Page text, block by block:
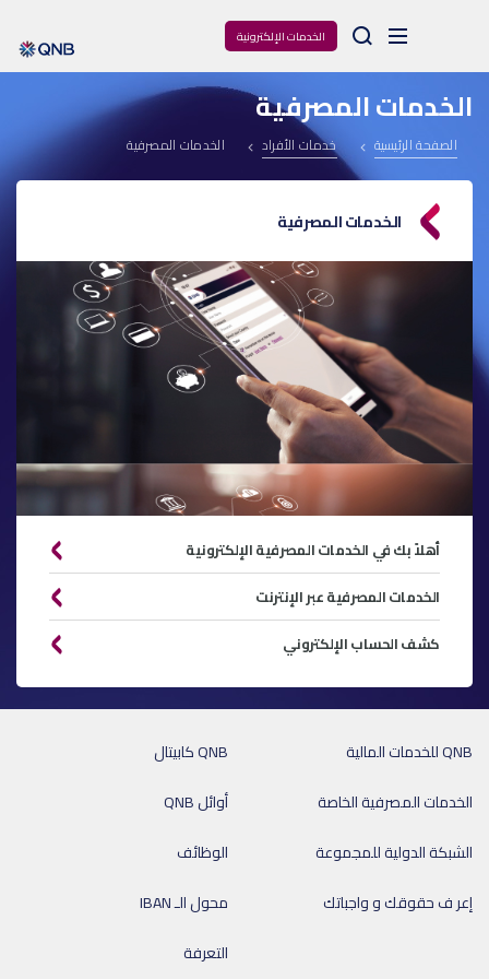
الخدمات الإلكترونية Arama
الخدمات المصرفية
الصفحة الرئيسية خدمات الأفراد الخدمات المصرفية
الخدمات المصرفية
أهلاً بك في الخدمات المصرفية الإلكترونية
الخدمات المصرفية عبر الإنترنت
كشف الحساب الإلكتروني
QNB كابيتال
QNB للخدمات المالية
أوائل QNB
الخدمات المصرفية الخاصة
الوظائف
الشبكة الدولية للمجموعة
محول الـ IBAN
إعر ف حقوقك و واجباتك
التعرفة